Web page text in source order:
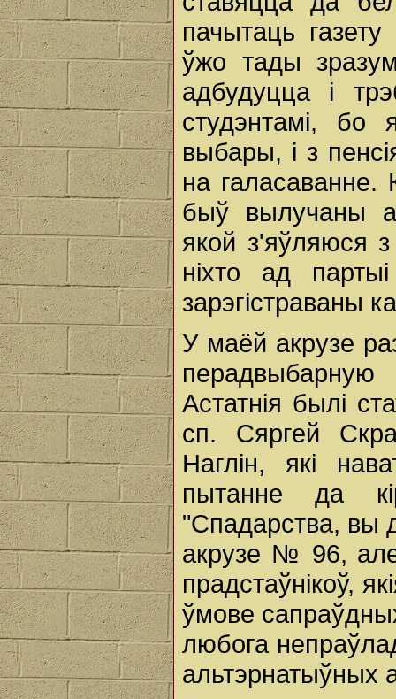
пачытаць
ўжо тады
адбудуцца і
студэнтамі,
выбары, і з
на
быў вылучаны
якой з'яўляюся
ніхто ад
зарэгістраваны
У маёй акрузе
перадвыбарную
Астатнія былі
сп. Сяргей
Наглін, які
пытанне да
"Спадарства, вы
акрузе № 96, але
прадстаўнікоў,
ўмове
любога
альтэрнатыўных